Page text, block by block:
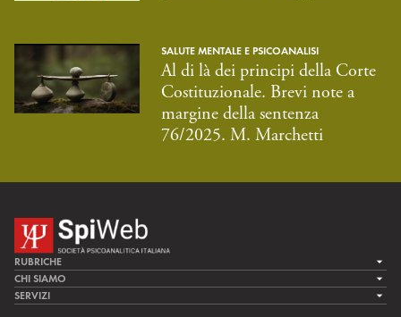
SALUTE MENTALE E PSICOANALISI
Al di là dei principi della Corte
Costituzionale. Brevi note a
margine della sentenza
76/2025. M. Marchetti
RUBRICHE
LA CURA
LA RICERCA
CHI SIAMO
LA SPI
SERVIZI